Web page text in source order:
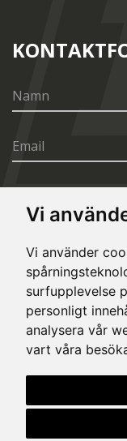
Vi
Vi använder
surfupplevelse
personligt
analysera vår
vart våra
© Copyright
Simopt.cz
This site is protected by
Cookies